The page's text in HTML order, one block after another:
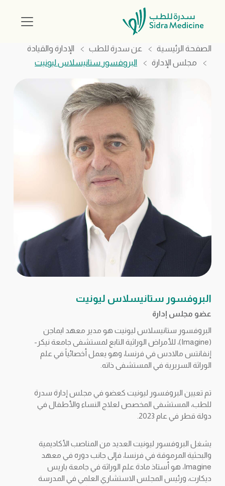
الصفحة الرئيسية عن سدرة للطب
الإدارة والقيادة
مجلس الإدارة
البروفسور ستانيسلاس ليونيت
البروفسور ستانيسلاس ليونيت
عضو مجلس إدارة
البروفسور ستانيسلاس ليونيت هو مدير معهد ايماجن
(Imagine)، للأمراض الوراثية التابع لمستشفى جامعة نيكر-
إنفانتس مالادس في فرنسا، وهو يعمل أخصائياً في علم
الوراثة السريرية في المستشفى ذاته.
تم تعيين البروفسور ليونيت كعضو في مجلس إدارة سدرة
للطب، المستشفى المخصص لعلاج النساء والأطفال في
دولة قطر في عام 2023.
يشغل البروفسور ليونيت العديد من المناصب الأكاديمية
والبحثية المرموقة في فرنسا، فإلى جانب دوره في معهد
Imagine، هو أستاذ مادة علم الوراثة في جامعة باريس
ديكارت، ورئيس المجلس الاستشاري العلمي في المدرسة